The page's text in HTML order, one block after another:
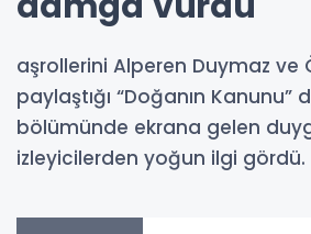
aşrollerini Alperen Duymaz ve
paylaştığı “Doğanın Kanunu”
bölümünde ekrana gelen
izleyicilerden yoğun ilgi gördü.